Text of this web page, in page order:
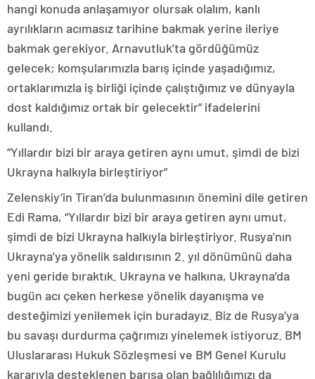
hangi konuda anlaşamıyor olursak olalım, kanlı
ayrılıkların acımasız tarihine bakmak yerine ileriye
bakmak gerekiyor. Arnavutluk’ta gördüğümüz
gelecek; komşularımızla barış içinde yaşadığımız,
ortaklarımızla iş birliği içinde çalıştığımız ve dünyayla
dost kaldığımız ortak bir gelecektir” ifadelerini
kullandı.
“Yıllardır bizi bir araya getiren aynı umut, şimdi de bizi
Ukrayna halkıyla birleştiriyor”
Zelenskiy’in Tiran’da bulunmasının önemini dile getiren
Edi Rama, “Yıllardır bizi bir araya getiren aynı umut,
şimdi de bizi Ukrayna halkıyla birleştiriyor. Rusya’nın
Ukrayna’ya yönelik saldırısının 2. yıl dönümünü daha
yeni geride bıraktık. Ukrayna ve halkına, Ukrayna’da
bugün acı çeken herkese yönelik dayanışma ve
desteğimizi yenilemek için buradayız. Biz de Rusya’ya
bu savaşı durdurma çağrımızı yinelemek istiyoruz. BM
Uluslararası Hukuk Sözleşmesi ve BM Genel Kurulu
kararıyla desteklenen barışa olan bağlılığımızı da